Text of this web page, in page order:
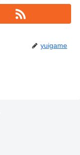
yuigame